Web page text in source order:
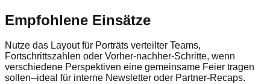
Empfohlene Einsätze
Nutze das Layout für Porträts verteilter Teams,
Fortschrittszahlen oder Vorher-nachher-Schritte, wenn
verschiedene Perspektiven eine gemeinsame Feier tragen
sollen--ideal für interne Newsletter oder Partner-Recaps.